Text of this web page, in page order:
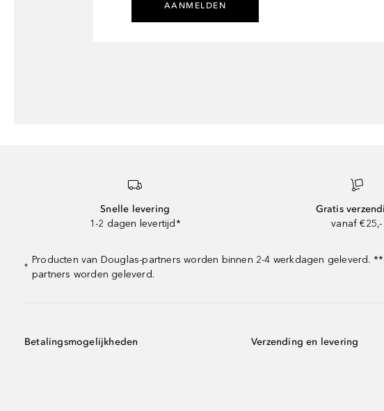
AANMELDEN
Snelle levering
1-2 dagen levertijd*
Gratis
vanaf €25,-
*
Producten van Douglas-partners worden binnen 2-4 werkdagen geleverd.
partners worden geleverd.
Betalingsmogelijkheden Verzending en levering